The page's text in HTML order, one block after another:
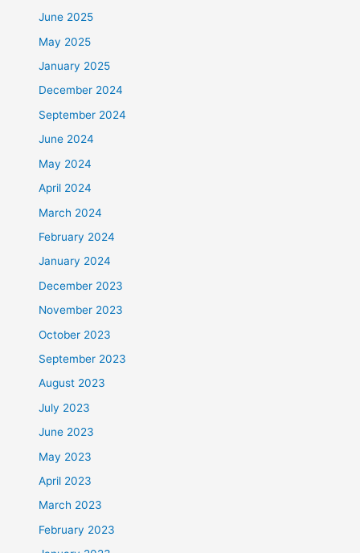
June 2025
May 2025
January 2025
December 2024
September 2024
June 2024
May 2024
April 2024
March 2024
February 2024
January 2024
December 2023
November 2023
October 2023
September 2023
August 2023
July 2023
June 2023
May 2023
April 2023
March 2023
February 2023